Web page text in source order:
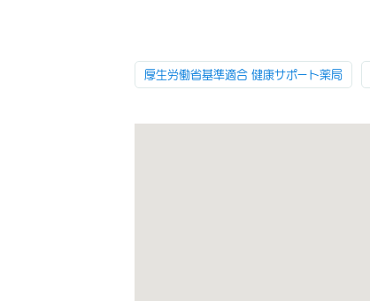
厚生労働省基準適合 健康サポート薬局